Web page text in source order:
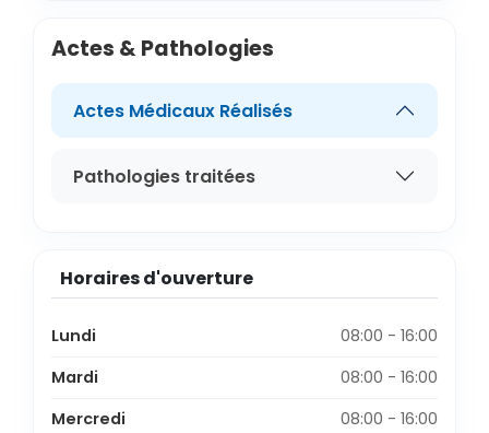
Actes & Pathologies
Actes Médicaux Réalisés
Pathologies traitées
Horaires d'ouverture
Lundi
08:00 - 16:00
Mardi
08:00 - 16:00
Mercredi
08:00 - 16:00